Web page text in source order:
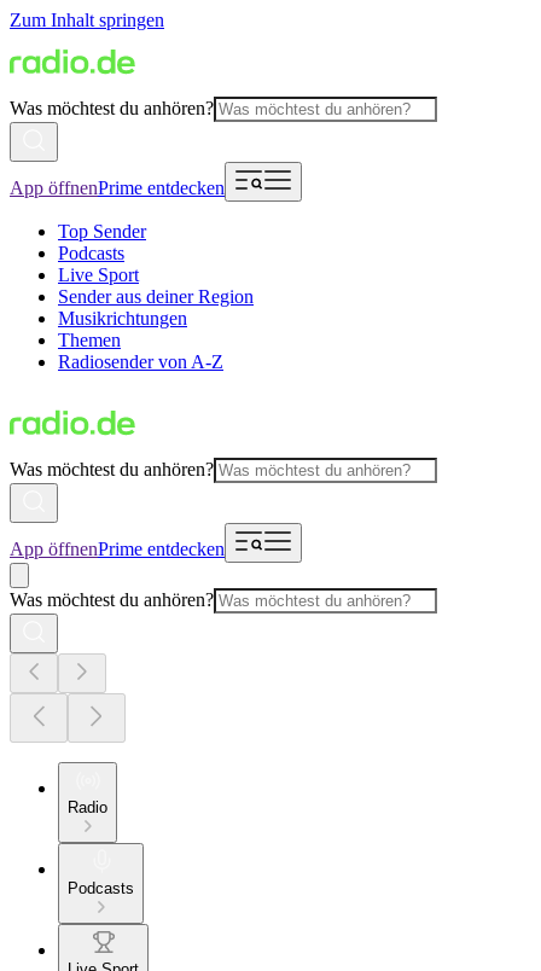
Zum Inhalt springen
Was möchtest du anhören?
App öffnenPrime entdecken
Top Sender
Podcasts
Live Sport
Sender aus deiner Region
Musikrichtungen
Themen
Radiosender von A-Z
Was möchtest du anhören?
App öffnenPrime entdecken
Was möchtest du anhören?
Radio
Podcasts